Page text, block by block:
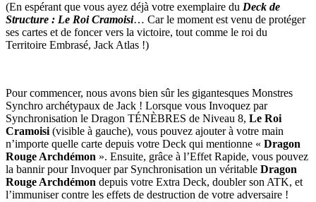
(En espérant que vous ayez déjà votre exemplaire du Deck de
Structure : Le Roi Cramoisi… Car le moment est venu de protéger
ses cartes et de foncer vers la victoire, tout comme le roi du
Territoire Embrasé, Jack Atlas !)
Pour commencer, nous avons bien sûr les gigantesques Monstres
Synchro archétypaux de Jack ! Lorsque vous Invoquez par
Synchronisation le Dragon TÉNÈBRES de Niveau 8, Le Roi
Cramoisi (visible à gauche), vous pouvez ajouter à votre main
n’importe quelle carte depuis votre Deck qui mentionne « Dragon
Rouge Archdémon ». Ensuite, grâce à l’Effet Rapide, vous pouvez
la bannir pour Invoquer par Synchronisation un véritable Dragon
Rouge Archdémon depuis votre Extra Deck, doubler son ATK, et
l’immuniser contre les effets de destruction de votre adversaire !